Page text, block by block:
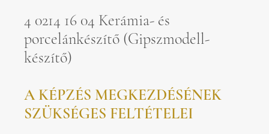
4 0214 16 04 Kerámia- és
porcelánkészítő (Gipszmodell-
készítő)
A KÉPZÉS MEGKEZDÉSÉNEK
SZÜKSÉGES FELTÉTELEI